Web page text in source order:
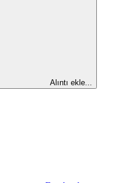
Alıntı ekle...